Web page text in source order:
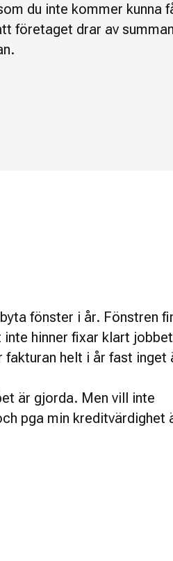
du inte kommer kunna
företaget drar av
fönster i år. Fönstren
hinner fixar klart
helt i år fast inget
är gjorda. Men vill inte
pga min kreditvärdighet